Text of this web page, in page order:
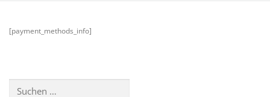
[payment_methods_info]